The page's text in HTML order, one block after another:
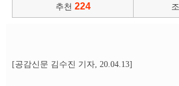
추천 224
[공감신문 김수진 기자, 20.04.13]